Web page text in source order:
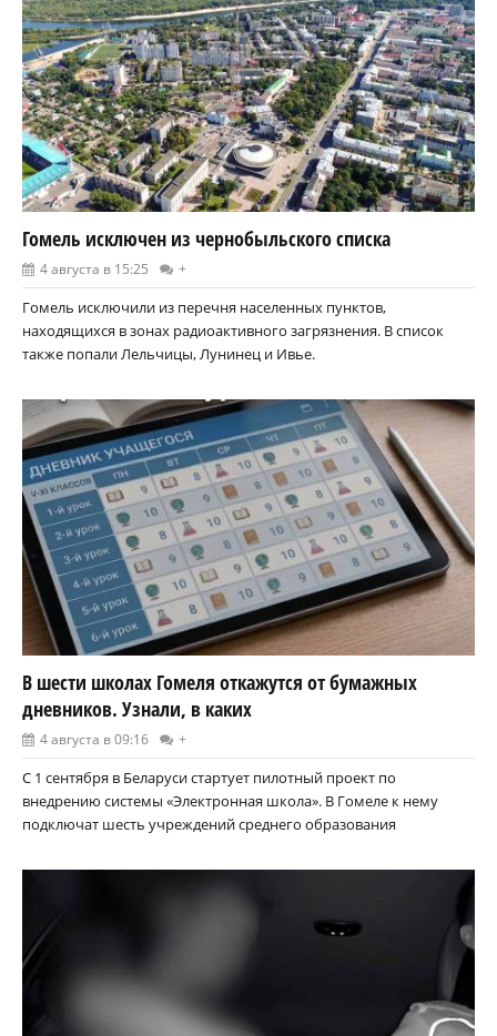
Гомель исключен из чернобыльского списка
4 августа в 15:25 +
Гомель исключили из перечня населенных пунктов,
находящихся в зонах радиоактивного загрязнения. В список
также попали Лельчицы, Лунинец и Ивье.
В шести школах Гомеля откажутся от бумажных
дневников. Узнали, в каких
4 августа в 09:16 +
С 1 сентября в Беларуси стартует пилотный проект по
внедрению системы «Электронная школа». В Гомеле к нему
подключат шесть учреждений среднего образования